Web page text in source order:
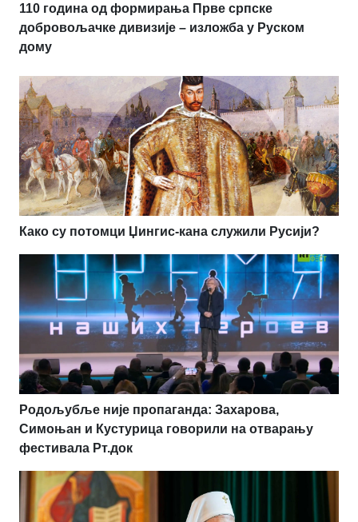
110 година од формирања Прве српске
добровољачке дивизије – изложба у Руском
дому
Како су потомци Џингис-кана служили Русији?
Родољубље није пропаганда: Захарова,
Симоњан и Кустурица говорили на отварању
фестивала Рт.док